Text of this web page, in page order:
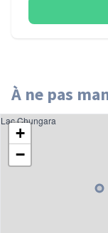
À ne pas
+
−
Lac Chungara